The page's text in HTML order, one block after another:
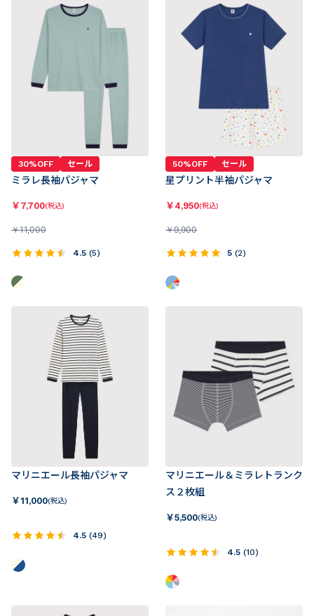
30%OFF セール
ミラレ長袖パジャマ
￥ 7,700(税込)
￥11,000
4.5 (5)
50%OFF セール
星プリント半袖パジャマ
￥ 4,950(税込)
￥9,900
5 (2)
マリニエール長袖パジャマ
￥11,000(税込)
4.5 (49)
マリニエール＆ミラレトランク
ス２枚組
￥5,500(税込)
4.5 (10)